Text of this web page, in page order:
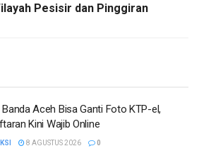
Pesisir dan Pinggiran
Aceh Bisa Ganti Foto KTP-el,
Kini Wajib Online
8 AGUSTUS 2026 0